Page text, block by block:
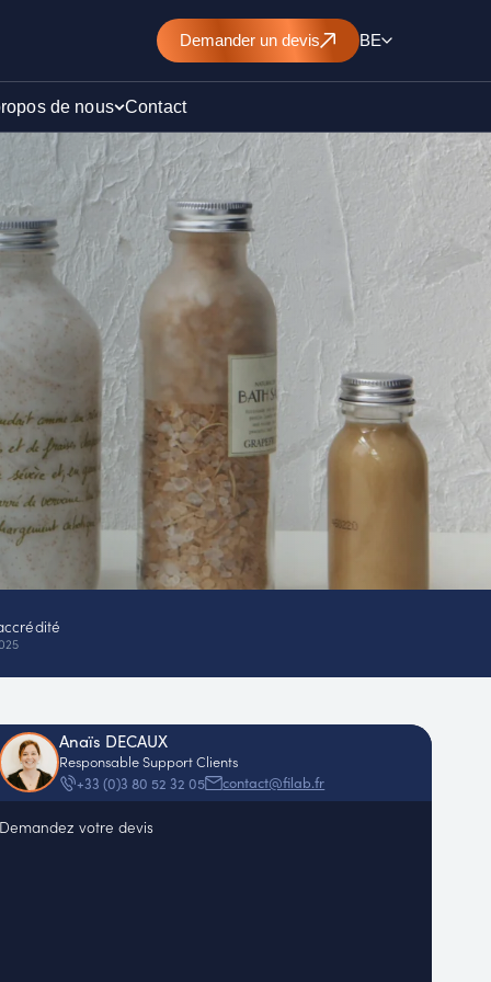
Demander un devis BE
de
de nous Contact
Anaïs DECAUX
Responsable Support Clients
+33 (0)3 80 52 32 05
contact@filab.fr
Demandez votre devis